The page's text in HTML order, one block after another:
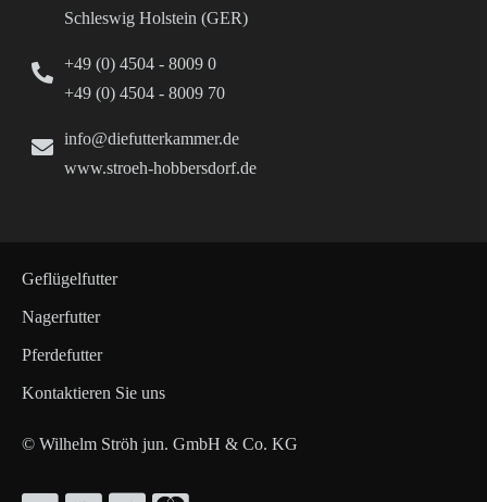
Schleswig Holstein (GER)
+49 (0) 4504 - 8009 0
+49 (0) 4504 - 8009 70
info@diefutterkammer.de
www.stroeh-hobbersdorf.de
Geflügelfutter
Nagerfutter
Pferdefutter
Kontaktieren Sie uns
© Wilhelm Ströh jun. GmbH & Co. KG